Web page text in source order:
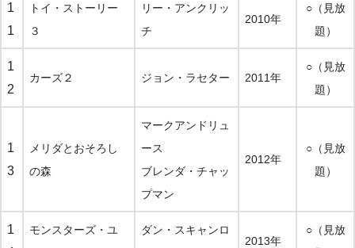
1
1
トイ・ストーリー
３
リー・アンクリッ
チ
2010年
○（見放
題）
1
2
カーズ２ ジョン・ラセター 2011年
○（見放
題）
1
3
メリダとおそろし
の森
マークアンドリュ
ース
ブレンダ・チャッ
プマン
2012年
○（見放
題）
1
モンスターズ・ユ
ダン・スキャンロ
2013年
○（見放